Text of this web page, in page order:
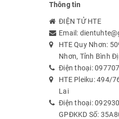
Thông tin
ĐIỆN TỬ HTE
Email:
HTE Quy Nhơn:
Nhơn, Tỉnh Bình
Điện thoại:
HTE Pleiku: 494/
Lai
Điện thoại:
GPĐKKD Số: